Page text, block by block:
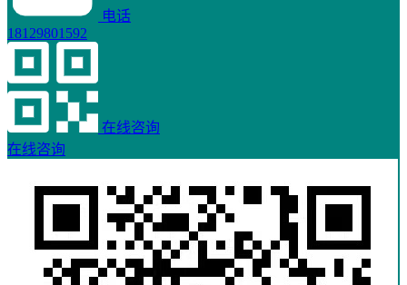
电话
18129801592
在线咨询
在线咨询